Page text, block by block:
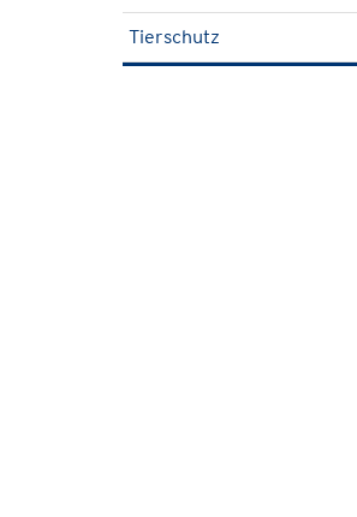
Tierschutz